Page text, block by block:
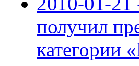
получил
категории